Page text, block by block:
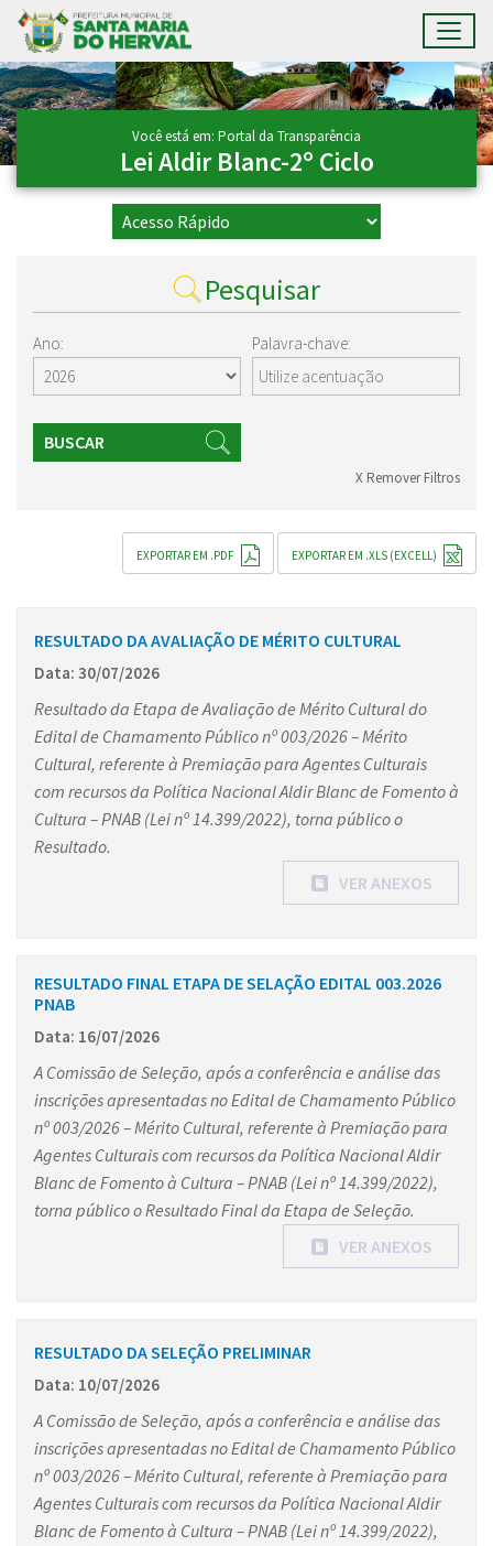
Ir para conteúdo principal
Conteúdo Principal
Você está em: Portal da Transparência
Lei Aldir Blanc-2º Ciclo
Pesquisar
Ano: Palavra-chave:
BUSCAR
X Remover Filtros
EXPORTAR EM .XLS (EXCELL)
EXPORTAR EM .PDF
RESULTADO DA AVALIAÇÃO DE MÉRITO CULTURAL
Data: 30/07/2026
Resultado da Etapa de Avaliação de Mérito Cultural do
Edital de Chamamento Público nº 003/2026 – Mérito
Cultural, referente à Premiação para Agentes Culturais
com recursos da Política Nacional Aldir Blanc de Fomento à
Cultura – PNAB (Lei nº 14.399/2022), torna público o
Resultado.
VER ANEXOS
RESULTADO FINAL ETAPA DE SELAÇÃO EDITAL 003.2026
PNAB
Data: 16/07/2026
A Comissão de Seleção, após a conferência e análise das
inscrições apresentadas no Edital de Chamamento Público
nº 003/2026 – Mérito Cultural, referente à Premiação para
Agentes Culturais com recursos da Política Nacional Aldir
Blanc de Fomento à Cultura – PNAB (Lei nº 14.399/2022),
torna público o Resultado Final da Etapa de Seleção.
VER ANEXOS
RESULTADO DA SELEÇÃO PRELIMINAR
Data: 10/07/2026
A Comissão de Seleção, após a conferência e análise das
inscrições apresentadas no Edital de Chamamento Público
nº 003/2026 – Mérito Cultural, referente à Premiação para
Agentes Culturais com recursos da Política Nacional Aldir
Blanc de Fomento à Cultura – PNAB (Lei nº 14.399/2022),